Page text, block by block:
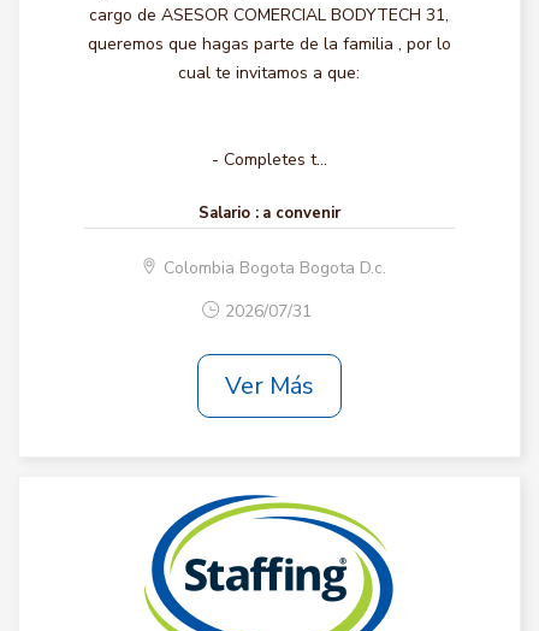
cargo de ASESOR COMERCIAL BODYTECH 31,
queremos que hagas parte de la familia , por lo
cual te invitamos a que:
- Completes t...
Salario : a convenir
Colombia Bogota Bogota D.c.
2026/07/31
Ver Más